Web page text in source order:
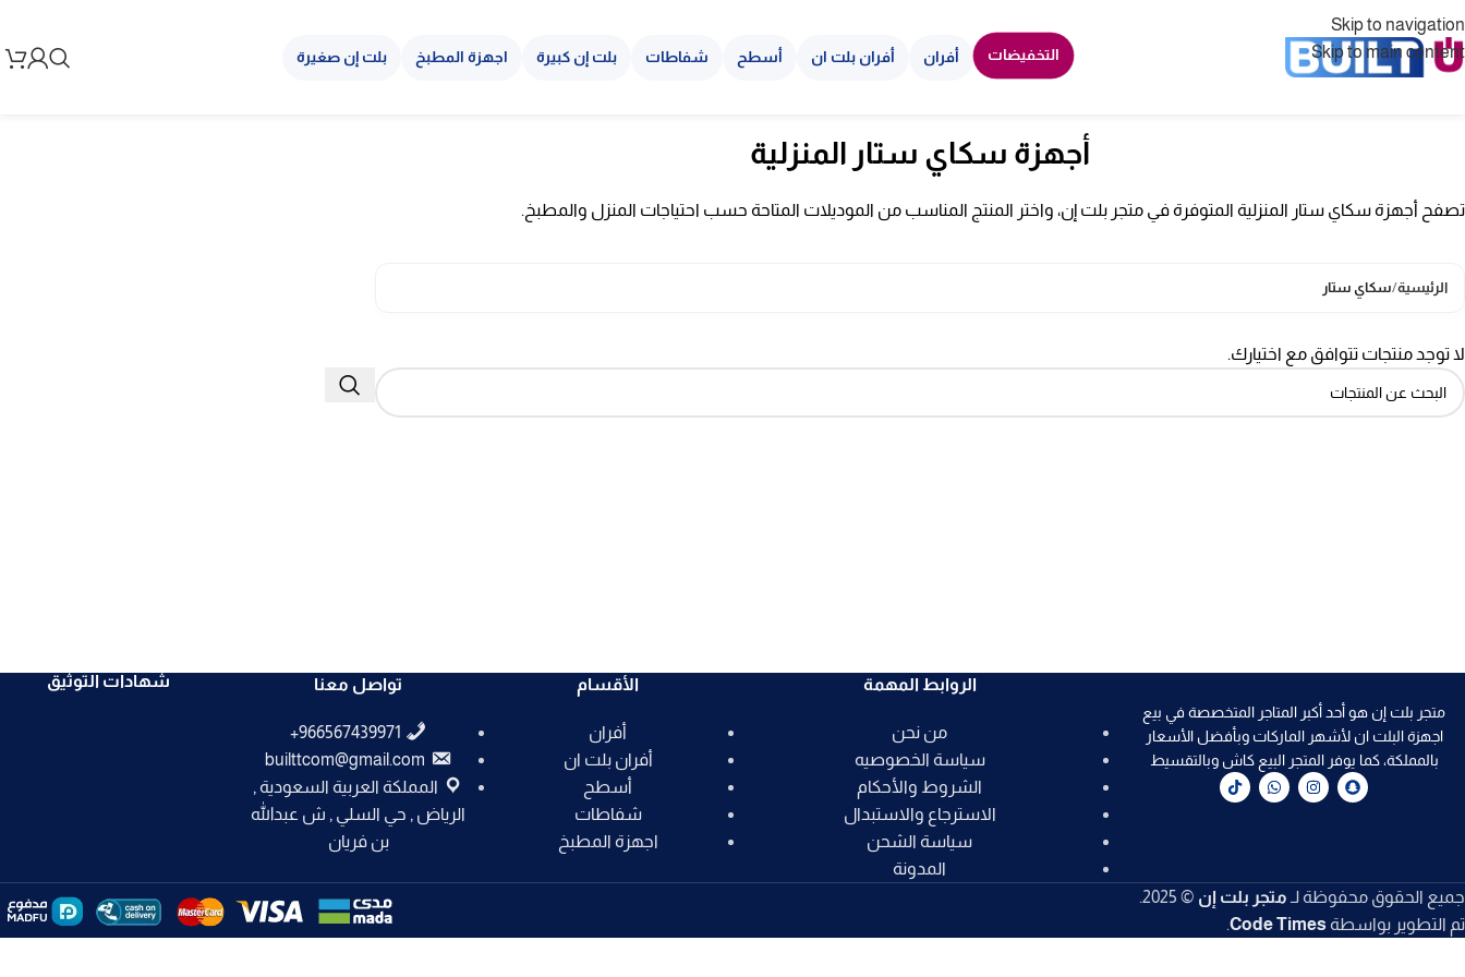
Skip to navigation
Skip to main content
التخفيضات أفران أفران بلت ان أسطح شفاطات بلت إن كبيرة اجهزة المطبخ بلت إن صغيرة
أجهزة سكاي ستار المنزلية
تصفح أجهزة سكاي ستار المنزلية المتوفرة في متجر بلت إن، واختر المنتج المناسب من الموديلات المتاحة حسب احتياجات المنزل والمطبخ.
الرئيسية/سكاي ستار
لا توجد منتجات تتوافق مع اختيارك.
متجر بلت إن هو أحد أكبر المتاجر المتخصصة في بيع
اجهزة البلت ان لأشهر الماركات وبأفضل الأسعار
بالمملكة، كما يوفر المتجر البيع كاش وبالتقسيط
الروابط المهمة
من نحن
سياسة الخصوصيه
الشروط والأحكام
الاسترجاع والاستبدال
سياسة الشحن
المدونة
الأقسام
أفران
أفران بلت ان
أسطح
شفاطات
اجهزة المطبخ
تواصل معنا
builttcom@gmail.com
المملكة العربية السعودية ,
الرياض , حي السلي , ش عبدالله
بن فريان
شهادات التوثيق
جميع الحقوق محفوظة لـ متجر بلت إن © 2025.
تم التطوير بواسطة Code Times
.